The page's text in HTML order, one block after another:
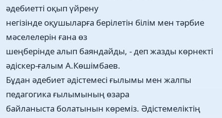
әдебиетті оқып үйрену
негізінде оқушыларға берілетін білім мен тәрбие
мәселелерін ғана өз
шеңберінде алып баяндайды, - деп жазды көрнекті
әдіскер-ғалым А.Көшімбаев.
Бұдан әдебиет әдістемесі ғылымы мен жалпы
педагогика ғылымының өзара
байланыста болатынын көреміз. Әдістемеліктің